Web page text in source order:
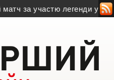
участю легенди